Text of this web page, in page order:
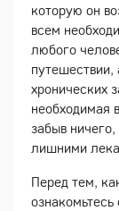
которую он
всем
любого
хронических
необходимая
забыв
лишними
Перед тем,